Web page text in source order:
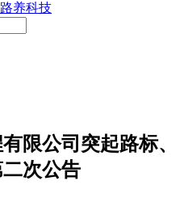
路养科技
限公司突起路标、
次公告